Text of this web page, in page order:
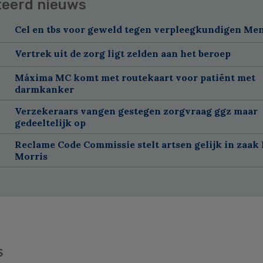
nieuws
Cel en tbs voor geweld tegen verpleegkundigen
Vertrek uit de zorg ligt zelden aan het beroep
Máxima MC komt met routekaart voor patiënt met
darmkanker
Verzekeraars vangen gestegen zorgvraag ggz maar
gedeeltelijk op
Reclame Code Commissie stelt artsen gelijk in
Morris